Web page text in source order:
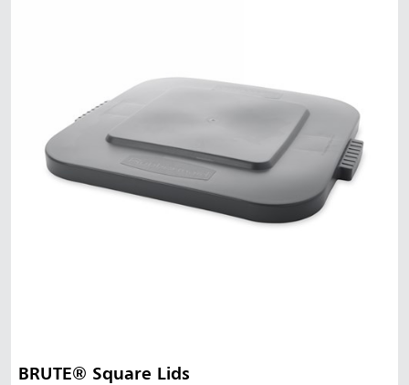
BRUTE® Square Lids